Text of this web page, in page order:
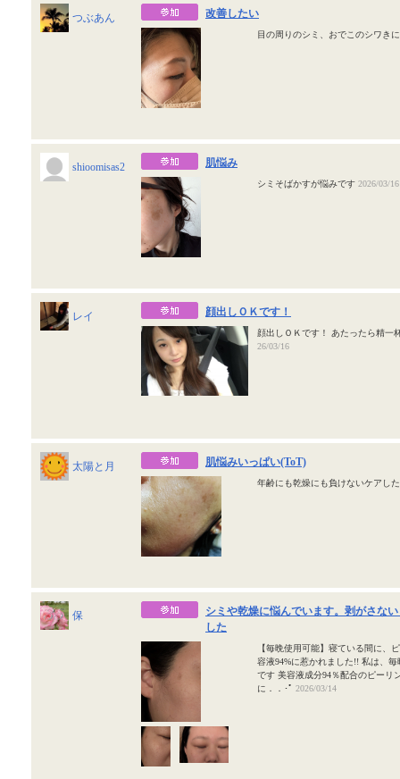
つぶあん 改善したい
目の周りのシミ、おでこのシワき
shioomisas2 肌悩み
シミそばかすが悩みです 2026/03/16
レイ 顔出しＯＫです！
顔出しＯＫです！ あたったら精
26/03/16
太陽と月 肌悩みいっぱい(ToT)
年齢にも乾燥にも負けないケアし
保
シミや乾燥に悩んでいます。剥がさな
した
【毎晩使用可能】寝ている間に、
容液94%に惹かれました!! 私は、
です 美容液成分94％配合のピーリ
に．．･ﾟ 2026/03/14